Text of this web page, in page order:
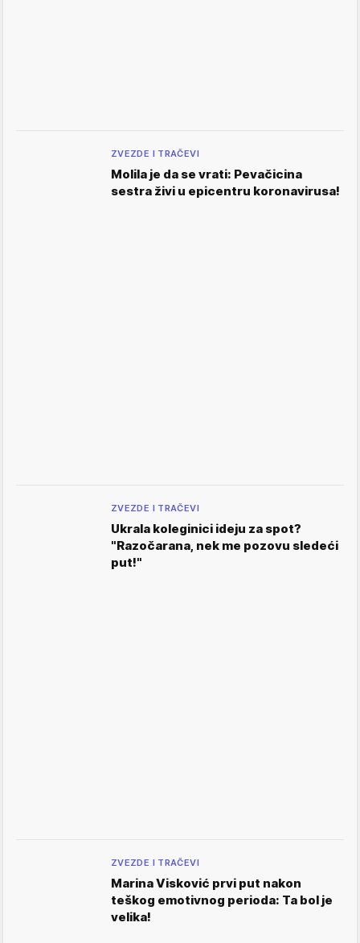
ZVEZDE I TRAČEVI
Molila je da se vrati: Pevačicina
sestra živi u epicentru koronavirusa!
ZVEZDE I TRAČEVI
Ukrala koleginici ideju za spot?
"Razočarana, nek me pozovu sledeći
put!"
ZVEZDE I TRAČEVI
Marina Visković prvi put nakon
teškog emotivnog perioda: Ta bol je
velika!